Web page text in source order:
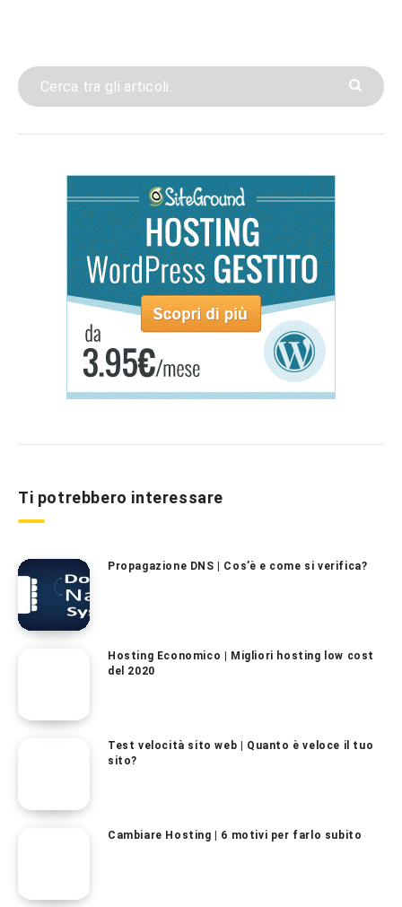
Ti potrebbero interessare
Propagazione DNS | Cos’è e come si verifica?
Hosting Economico | Migliori hosting low cost
del 2020
Test velocità sito web | Quanto è veloce il tuo
sito?
Cambiare Hosting | 6 motivi per farlo subito